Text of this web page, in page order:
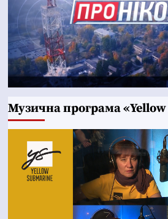
Музична програма